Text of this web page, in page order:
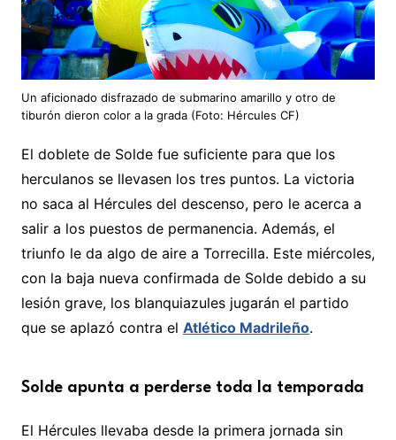
Un aficionado disfrazado de submarino amarillo y otro de
tiburón dieron color a la grada (Foto: Hércules CF)
El doblete de Solde fue suficiente para que los
herculanos se llevasen los tres puntos. La victoria
no saca al Hércules del descenso, pero le acerca a
salir a los puestos de permanencia. Además, el
triunfo le da algo de aire a Torrecilla. Este miércoles,
con la baja nueva confirmada de Solde debido a su
lesión grave, los blanquiazules jugarán el partido
que se aplazó contra el Atlético Madrileño.
Solde apunta a perderse toda la temporada
El Hércules llevaba desde la primera jornada sin